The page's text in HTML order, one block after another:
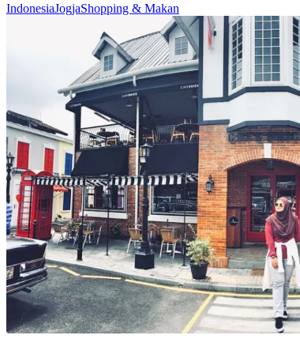
IndonesiaJogjaShopping & Makan